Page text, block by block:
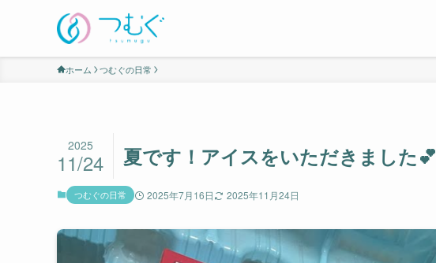
ホーム つむぐの日常
夏です！アイスをいただきました💕
2025
11/24
つむぐの日常 2025年7月16日 2025年11月24日